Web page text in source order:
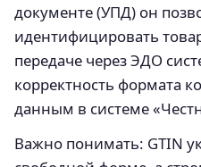
документе (УПД) он
идентифицировать
передаче через ЭДО
корректность формата
данным в системе
Важно понимать: GTIN